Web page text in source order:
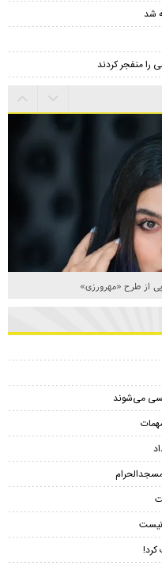
شد
را منفجر کردند
از طرح «مهرورزی»
می‌شوند
نیست